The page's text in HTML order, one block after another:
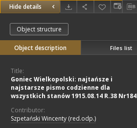
Hide details
Object structure
Object description Files list
Title:
Goniec Wielkopolski: najtańsze i
najstarsze pismo codzienne dla
wszystkich stanów 1915.08.14 R.38 Nr184
Contributor:
Szpetański Wincenty (red.odp.)